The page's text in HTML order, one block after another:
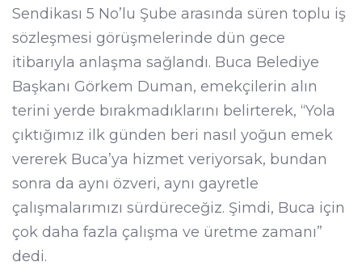
Sendikası 5 No’lu Şube arasında süren toplu iş
sözleşmesi görüşmelerinde dün gece
itibarıyla anlaşma sağlandı. Buca Belediye
Başkanı Görkem Duman, emekçilerin alın
terini yerde bırakmadıklarını belirterek, “Yola
çıktığımız ilk günden beri nasıl yoğun emek
vererek Buca’ya hizmet veriyorsak, bundan
sonra da aynı özveri, aynı gayretle
çalışmalarımızı sürdüreceğiz. Şimdi, Buca için
çok daha fazla çalışma ve üretme zamanı”
dedi.